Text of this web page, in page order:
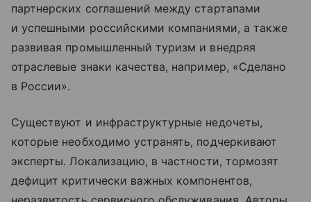
партнерских соглашений между стартапами
и успешными российскими компаниями, а также
развивая промышленный туризм и внедряя
отраслевые знаки качества, например, «Сделано
в России».
Существуют и инфраструктурные недочеты,
которые необходимо устранять, подчеркивают
эксперты. Локализацию, в частности, тормозят
дефицит критически важных компонентов,